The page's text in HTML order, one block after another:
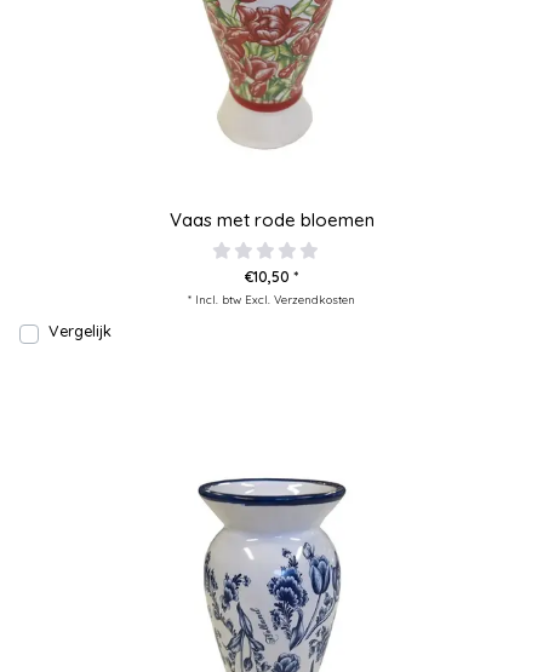
Vaas met rode bloemen
€10,50 *
* Incl. btw Excl. Verzendkosten
Vergelijk